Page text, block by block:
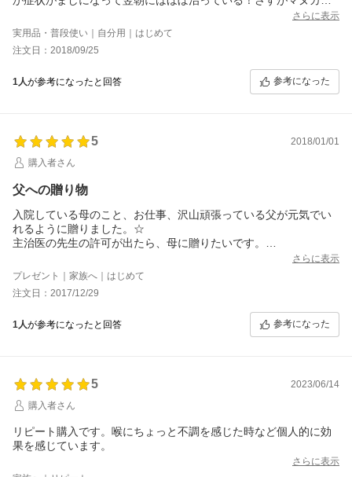
ニー！病院に行ってお金を払って他人から菌を貰うリスクを背負
うより、価値がある1600円の使い方でした。
ちなみに届くまでは家にある、アメリカ産オーガニックハニーを
舐めて凌いでいました。が、すぐ悪化はしないが段々と悪くなっ
ていってる感じがありました。騙し騙し凌いでいるけど、このま
まいけば、いよいよ明日には酷くなるかなーという所で注文→届
んでした！一粒でこれは凄い。
次は何箱か買ってストックしておきます。値段が高い以外のデメ
リットと呼べるものがない。体の中に不自然なものを入れたくな
い自然派の人には強くおすすめ。
ちなみに以前UMF１０の黒い箱のものを注文しましたが完全に喉
がやられた状態だったからか、あまり効きが分かりませんでし
た。やはり初期の段階で+UMFが高い方がいいと実感しました。
さらに表示
実用品・普段使い｜自分用｜はじめて
注文日：2018/09/25
1人が参考になったと回答 参考になった
5
2018/01/01
購入者さん
父への贈り物
入院している母のこと、お仕事、沢山頑張っている父が元気でい
れるように贈りました。☆
主治医の先生の許可が出たら、母に贈りたいです。
年末にご注文した際、渡店長さん大変お世話になりました。
31日にポストに届いて、元旦の今朝1粒口の中で溶かすようにゆっ
くり舐めたそうです。
初めてでしたが、美味しかったと喜んでいました。^ - ^
30分から1時間、抗菌作用が高いマヌカハニーさんに守られます
ね。
◯追記
咳や鼻水が出始めた初期の状態で、1粒舐めると落ち着くそうで
す。
さらに表示
プレゼント｜家族へ｜はじめて
注文日：2017/12/29
1人が参考になったと回答 参考になった
5
2023/06/14
購入者さん
リピート購入です。喉にちょっと不調を感じた時など個人的に効
果を感じています。
さらに表示